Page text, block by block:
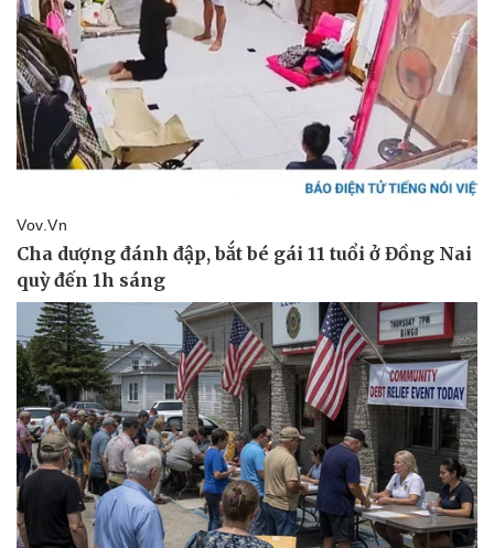
Pháp luật
Vụ án
Tin nóng
Quân sự - Quốc phòng
Vũ khí
Việt Nam
Phân tích